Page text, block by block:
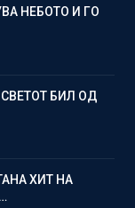
НЕБОТО И ГО
БИЛ ОД
ХИТ НА